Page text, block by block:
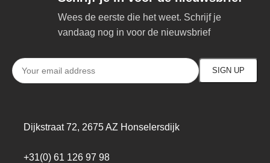
Wees de eerste die het weet. Schrijf je
vandaag nog in voor de nieuwsbrief
Dijkstraat 72, 2675 AZ Honselersdijk
+31(0) 61 126 97 98